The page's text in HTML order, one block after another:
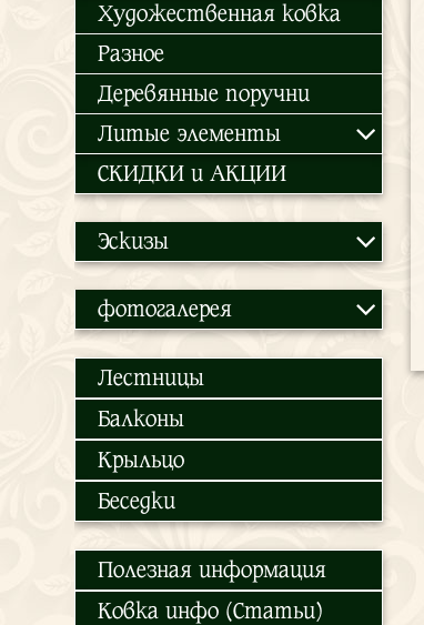
Художественная ковка
Разное
Деревянные поручни
Литые элементы
СКИДКИ и АКЦИИ
Эскизы
фотогалерея
Лестницы
Балконы
Крыльцо
Беседки
Полезная информация
Ковка инфо (Статьи)